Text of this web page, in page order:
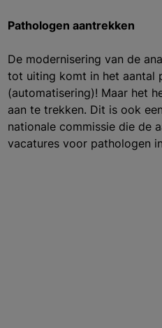
Pathologen aantrekken
De modernisering van de
tot uiting komt in het aantal
(automatisering)! Maar het
aan te trekken. Dit is ook
nationale commissie die de
vacatures voor pathologen